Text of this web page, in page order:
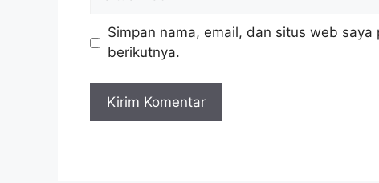
web
Simpan nama, email, dan situs web
berikutnya.